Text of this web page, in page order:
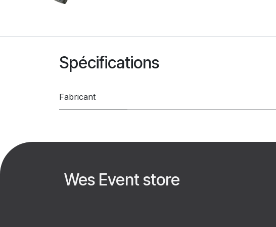
Spécifications
Fabricant
Wes Event store